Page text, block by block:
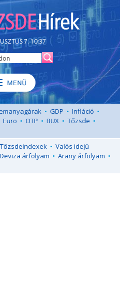
7. 10:37
• GDP • Infláció •
Euro • OTP • BUX • Tőzsde •
Tőzsdeindexek • Valós idejű
Deviza árfolyam • Arany árfolyam •